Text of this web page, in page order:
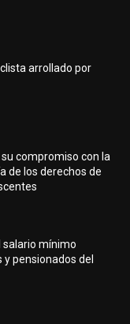
arrollado por
compromiso con la
de los derechos de
salario mínimo
pensionados del